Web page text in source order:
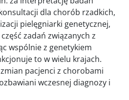
dla chorób rzadkich,
pielęgniarki genetycznej,
zadań związanych z
wspólnie z genetykiem
to w wielu krajach.
pacjenci z chorobami
wczesnej diagnozy i